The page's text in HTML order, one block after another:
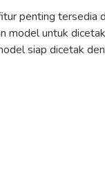
penting
model untuk
siap dicetak